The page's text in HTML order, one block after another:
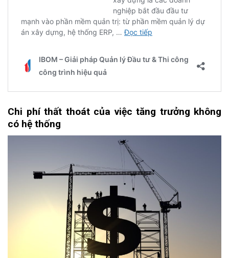
Chi phí thất thoát củaviệc tăng trưởng không
có hệ thống